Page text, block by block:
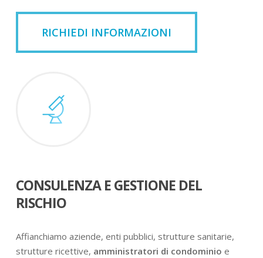
RICHIEDI INFORMAZIONI
CONSULENZA E GESTIONE DEL
RISCHIO
Affianchiamo aziende, enti pubblici, strutture sanitarie,
strutture ricettive, amministratori di condominio e